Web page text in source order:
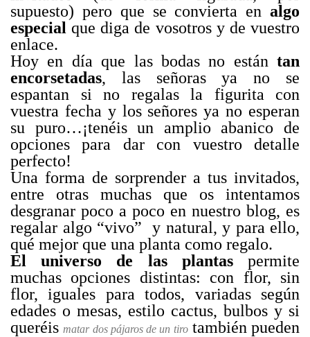
supuesto) pero que se convierta en algo
especial que diga de vosotros y de vuestro
enlace.
Hoy en día que las bodas no están tan
encorsetadas, las señoras ya no se
espantan si no regalas la figurita con
vuestra fecha y los señores ya no esperan
su puro…¡tenéis un amplio abanico de
opciones para dar con vuestro detalle
perfecto!
Una forma de sorprender a tus invitados,
entre otras muchas que os intentamos
desgranar poco a poco en nuestro blog, es
regalar algo “vivo” y natural, y para ello,
qué mejor que una planta como regalo.
El universo de las plantaspermite
muchas opciones distintas: con flor, sin
flor, iguales para todos, variadas según
edades o mesas, estilo cactus, bulbos y si
queréismatar dos pájaros de un tirotambién pueden